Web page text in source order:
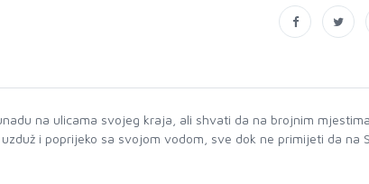
na ulicama svojeg kraja, ali shvati da na brojnim
i poprijeko sa svojom vodom, sve dok ne primijeti da na